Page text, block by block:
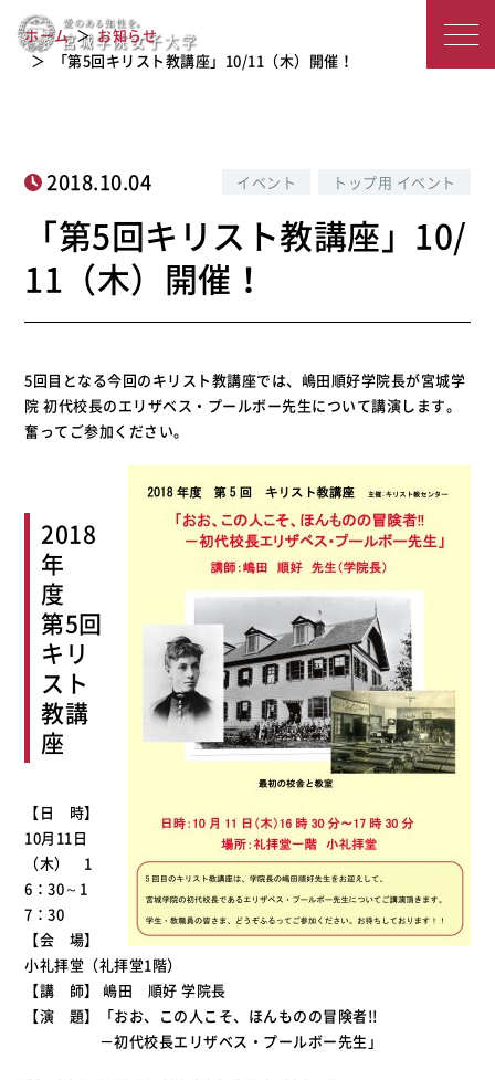
城
子
大
学
「第5回キリスト教講座」10/11（木）
開催！
ホーム
お知らせ
「第5回キリスト教講座」10/11（木）開催！
2018.10.04 イベント トップ用 イベント
「第5回キリスト教講座」10/
11（木）開催！
5回目となる今回のキリスト教講座では、嶋田順好学院長が宮城学
院 初代校長のエリザベス・プールボー先生について講演します。
奮ってご参加ください。
2018
年
度
第5回
キリ
スト
教講
座
【日 時】
10月11日
（木） 1
6：30～1
7：30
【会 場】
小礼拝堂（礼拝堂1階）
【講 師】 嶋田 順好 学院長
【演 題】「おお、この人こそ、ほんものの冒険者!!
－初代校長エリザベス・プールボー先生」